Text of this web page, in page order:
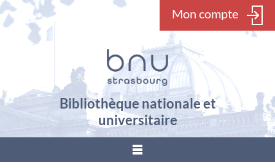
Mon compte
Bibliothèque nationale et
universitaire
???